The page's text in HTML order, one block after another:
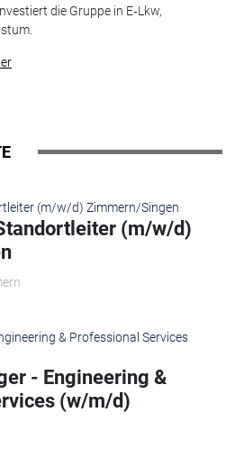
die Gruppe in E‑Lkw,
(m/w/d)
- Engineering &
(w/m/d)